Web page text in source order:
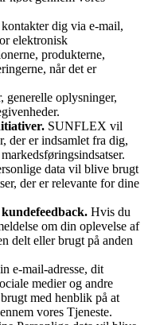
dig via e-mail,
elektronisk
produkterne,
når det er
generelle oplysninger,
SUNFLEX vil
der er indsamlet fra dig,
data vil blive brugt
der er relevante for dine
Hvis du
om din oplevelse af
delt eller brugt på anden
e-mail-adresse, dit
medier og andre
med henblik på at
vores Tjeneste.